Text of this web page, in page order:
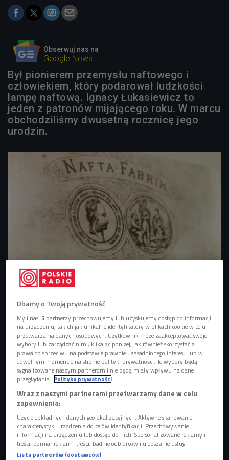
Obserwuj nas na
Google News
Był pionierem przemysłu naftowego i
człowiekiem, który podarował ludzkości
lampę naftową. Ignacy Łukasiewicz to
jeden z patronów mijającego roku. W marcu
obchodziliśmy dwusetną rocznicę jego
urodzin.
Muzeum Przemysłu Naftowego i Gazowniczego im. Ignacego Łukasiewicza w
Bóbrce znajduje się na terenie kopalni w Bóbrce - najstarszego zakładu
Naftowy omnibus
Polski badacz stał się pionierem petrochemii. Jego
najbardziej znanym wynalazkiem była lampa naftowa, którą
później zastąpiła żarówka Edisona. Ale Łukasiewicz był
także współzałożycielem pierwszej kopalni ropy naftowej
na świecie. Mieściła się one w miejscowości Bóbrka na
Podkarpaciu. - Tytus Trzecieski - ziemianin i inicjator tego
pojawiały się w pobliskim lesie. Postanowił sprowadzić na
te tereny człowieka, który w połowie XIX wieku zasłynął z
tego, że o czarnym złocie wiedział wszystko.
Był to Ignacy
Dbamy o Twoją prywatność
My i nasi5 partnerzy przechowujemy lub uzyskujemy dostęp do informacji
na urządzeniu, takich jak unikalne identyfikatory w plikach cookie w celu
przetwarzania danych osobowych. Użytkownik może zaakceptować swoje
wybory lub zarządzać nimi, klikając poniżej, jak również skorzystać z
prawa do sprzeciwu na podstawie prawnie uzasadnionego interesu lub w
dowolnym momencie na stronie polityki prywatności. Te wybory będą
sygnalizowane naszym partnerom i nie będą miały wpływu na dane
przeglądania. Polityka prywatności
Wraz z naszymi partnerami przetwarzamy dane w celu
zapewnienia:
Użycie dokładnych danych geolokalizacyjnych. Aktywne skanowanie
charakterystyki urządzenia do celów identyfikacji. Przechowywanie
informacji na urządzeniu lub dostęp do nich. Spersonalizowane reklamy i
treści, pomiar reklam i treści, badnie odbiorców i ulepszanie usług.
Lista partnerów (dostawców)